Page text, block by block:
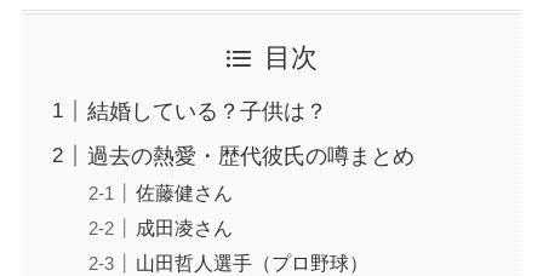
目次
結婚している？子供は？
過去の熱愛・歴代彼氏の噂まとめ
佐藤健さん
成田凌さん
山田哲人選手（プロ野球）